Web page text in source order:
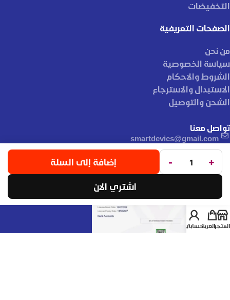
التخفيضات
الصفحات التعريفية
من نحن
سياسة الخصوصية
الشروط والاحكام
الاستبدال والاسترجاع
الشحن والتوصيل
تواصل معنا
smartdevics@gmail.com
توثيق التجارة الإلكترونية
المتجرالعربةحسابي
+
- إضافة إلى السلة
اشتري الان